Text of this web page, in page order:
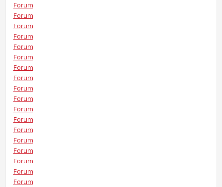
Forum
Forum
Forum
Forum
Forum
Forum
Forum
Forum
Forum
Forum
Forum
Forum
Forum
Forum
Forum
Forum
Forum
Forum